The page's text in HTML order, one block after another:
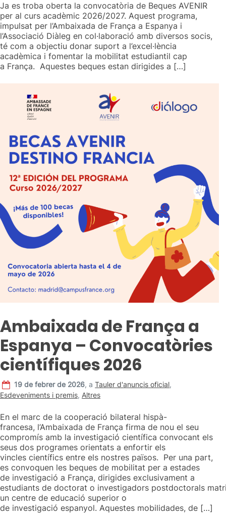
Ja es troba oberta la convocatòria de Beques AVENIR
per al curs acadèmic 2026/2027. Aquest programa,
impulsat per l’Ambaixada de França a Espanya i
l’Associació Diàleg en col·laboració amb diversos socis,
té com a objectiu donar suport a l’excel·lència
acadèmica i fomentar la mobilitat estudiantil cap
a França. Aquestes beques estan dirigides a […]
Ambaixada de França a
Espanya – Convocatòries
científiques 2026
19 de febrer de 2026,aTauler d'anuncis oficial,
Esdeveniments i premis, Altres
En el marc de la cooperació bilateral hispà-
francesa, l’Ambaixada de França firma de nou el seu
compromís amb la investigació científica convocant els
seus dos programes orientats a enfortir els
vincles científics entre els nostres països. Per una part,
es convoquen les beques de mobilitat per a estades
de investigació a França, dirigides exclusivament a
estudiants de doctorat o investigadors postdoctorals
un centre de educació superior o
de investigació espanyol. Aquestes mobilidades, de […]